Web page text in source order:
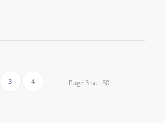
Page 3 sur 50
3 4